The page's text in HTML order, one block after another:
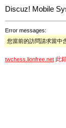
Discuz! Mobile
Error messages:
您當前的訪問請求當中
twchess.lionfree.net 此